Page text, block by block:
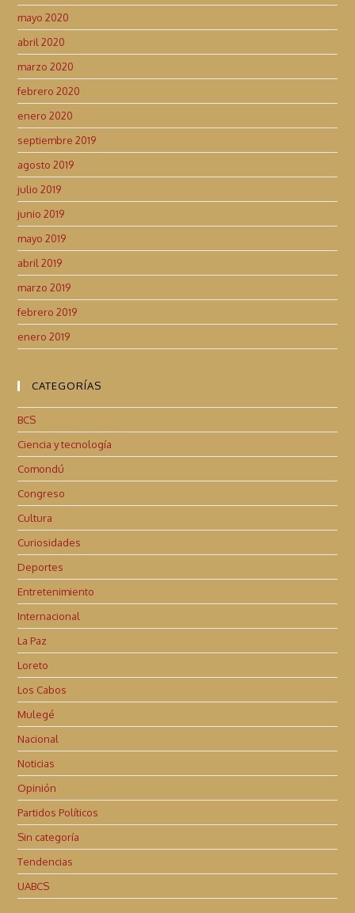
mayo 2020
abril 2020
marzo 2020
febrero 2020
enero 2020
septiembre 2019
agosto 2019
julio 2019
junio 2019
mayo 2019
abril 2019
marzo 2019
febrero 2019
enero 2019
CATEGORÍAS
BCS
Ciencia y tecnología
Comondú
Congreso
Cultura
Curiosidades
Deportes
Entretenimiento
Internacional
La Paz
Loreto
Los Cabos
Mulegé
Nacional
Noticias
Opinión
Partidos Políticos
Sin categoría
Tendencias
UABCS